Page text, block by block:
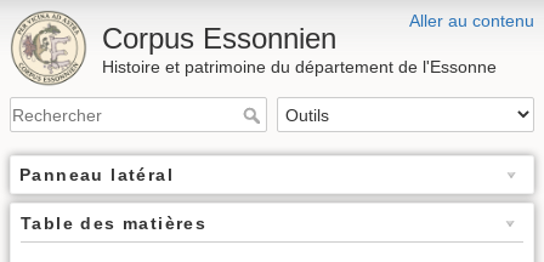
Aller au contenu
Corpus Essonnien
Histoire et patrimoine du département de l'Essonne
Panneau latéral
Table des matières